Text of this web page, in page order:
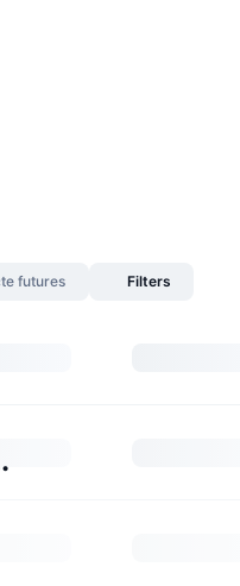
futures Filters